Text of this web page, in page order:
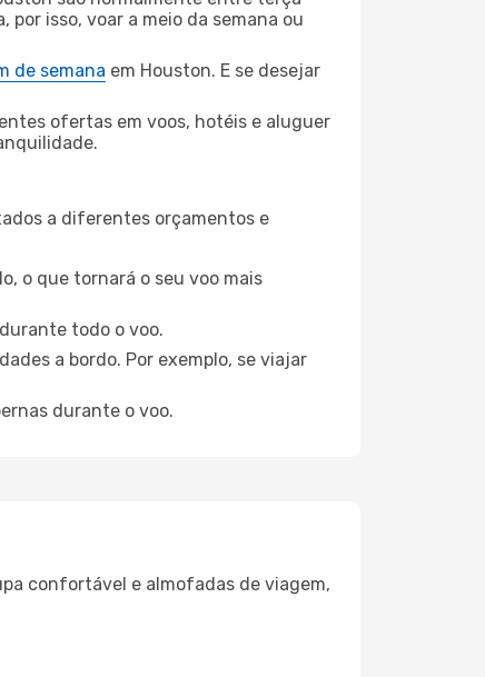
isso, voar a meio da semana ou
de semana em Houston. E se desejar
ofertas em voos, hotéis e aluguer
a diferentes orçamentos e
o que tornará o seu voo mais
todo o voo.
a bordo. Por exemplo, se viajar
durante o voo.
confortável e almofadas de viagem,